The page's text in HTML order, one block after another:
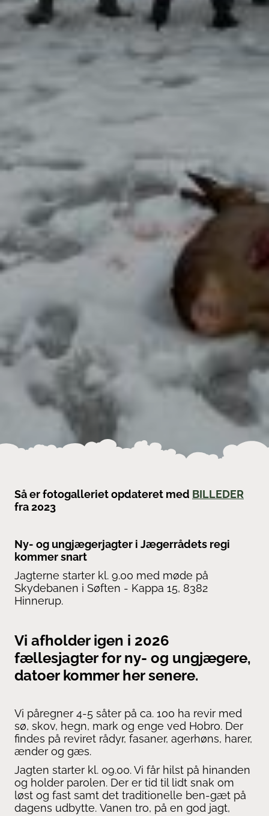
Så er fotogalleriet opdateret med BILLEDER
fra 2023
Ny- og ungjægerjagter i Jægerrådets regi
kommer snart
Jagterne starter kl. 9.00 med møde på
Skydebanen i Søften - Kappa 15, 8382
Hinnerup.
Vi afholder igen i 2026
fællesjagter for ny- og ungjægere,
datoer kommer her senere.
Vi påregner 4-5 såter på ca. 100 ha revir med
sø, skov, hegn, mark og enge ved Hobro. Der
findes på reviret rådyr, fasaner, agerhøns, harer,
ænder og gæs.
Jagten starter kl. 09.00. Vi får hilst på hinanden
og holder parolen. Der er tid til lidt snak om
løst og fast samt det traditionelle ben-gæt på
dagens udbytte. Vanen tro, på en god jagt,